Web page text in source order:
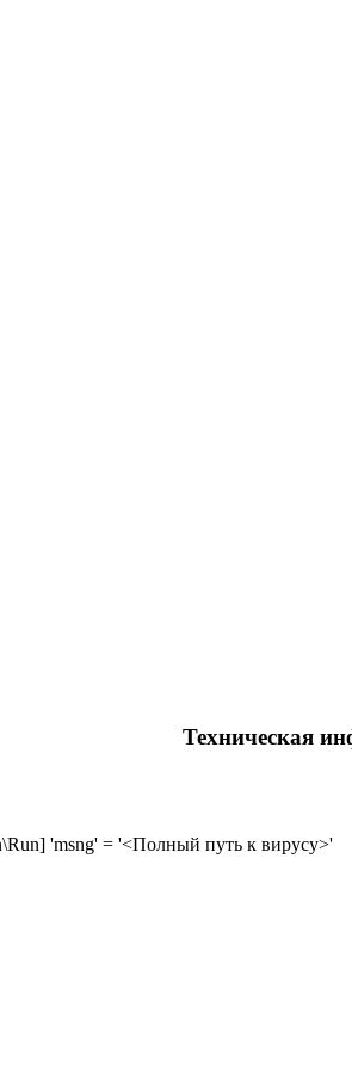
Техническая
'msng' = '<Полный путь к вирусу>'